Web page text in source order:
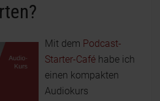
Mit dem Podcast-
Starter-Café habe ich
einen kompakten
Audiokurs